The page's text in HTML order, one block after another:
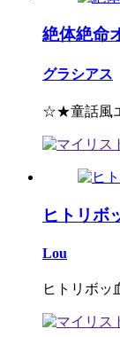
絶体絶命
グラシアス
☆★童話風
ヒトリボ
Lou
ヒトリボッ